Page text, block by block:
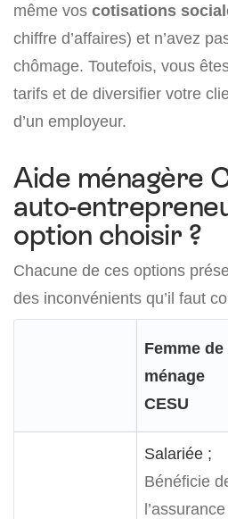
même vos cotisations
chiffre d’affaires) et n’avez
chômage. Toutefois, vous
tarifs et de diversifier votre
d’un employeur.
Aide ménagère
auto-
option choisir ?
Chacune de ces options
des inconvénients qu’il faut
Femme de
ménage
CESU
Salariée ;
Bénéficie
l’assurance